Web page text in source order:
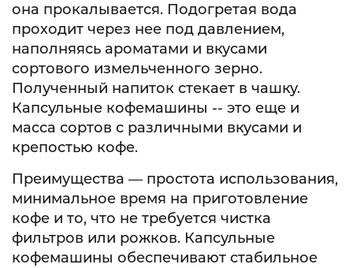
она прокалывается. Подогретая вода
проходит через нее под давлением,
наполняясь ароматами и вкусами
сортового измельченного зерно.
Полученный напиток стекает в чашку.
Капсульные кофемашины -- это еще и
масса сортов с различными вкусами и
крепостью кофе.
Преимущества — простота использования,
минимальное время на приготовление
кофе и то, что не требуется чистка
фильтров или рожков. Капсульные
кофемашины обеспечивают стабильное